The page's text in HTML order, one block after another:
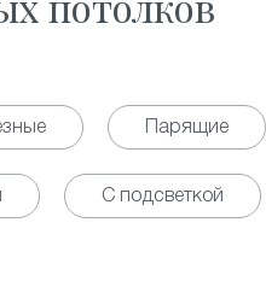
Парящие
С подсветкой